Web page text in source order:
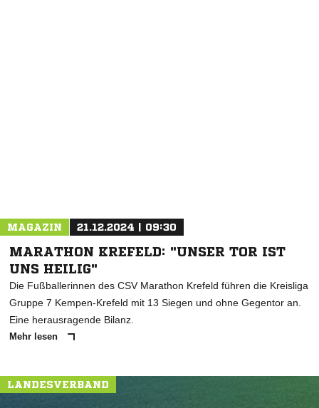
MAGAZIN 21.12.2024 | 09:30
MARATHON KREFELD: "UNSER TOR IST
UNS HEILIG"
Die Fußballerinnen des CSV Marathon Krefeld führen die Kreisliga
Gruppe 7 Kempen-Krefeld mit 13 Siegen und ohne Gegentor an.
Eine herausragende Bilanz.
Mehr lesen
LANDESVERBAND